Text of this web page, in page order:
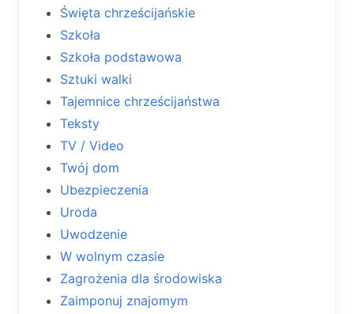
Święta chrześcijańskie
Szkoła
Szkoła podstawowa
Sztuki walki
Tajemnice chrześcijaństwa
Teksty
TV / Video
Twój dom
Ubezpieczenia
Uroda
Uwodzenie
W wolnym czasie
Zagrożenia dla środowiska
Zaimponuj znajomym